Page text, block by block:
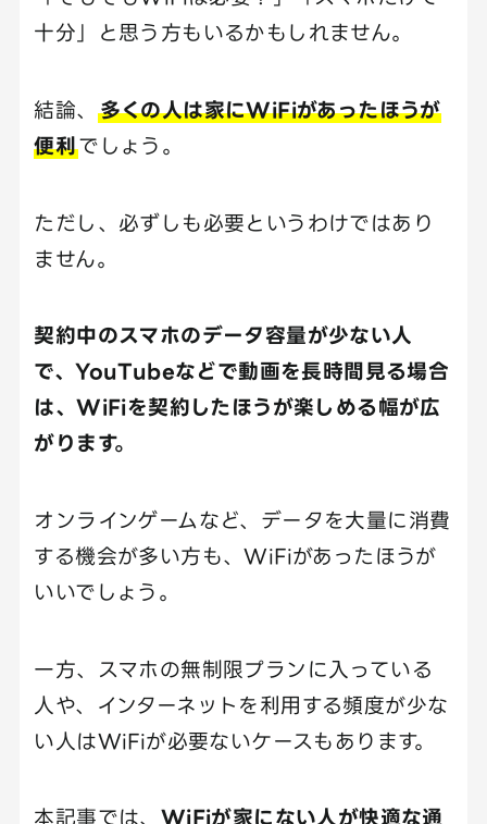
十分」と思う方もいるかもしれません。
結論、 多くの人は家にWiFiがあったほうが
便利でしょう。
ただし、必ずしも必要というわけではあり
ません。
契約中のスマホのデータ容量が少ない人
で、YouTubeなどで動画を長時間見る場合
は、WiFiを契約したほうが楽しめる幅が広
がります。
オンラインゲームなど、データを大量に消費
する機会が多い方も、WiFiがあったほうが
いいでしょう。
一方、スマホの無制限プランに入っている
人や、インターネットを利用する頻度が少な
い人はWiFiが必要ないケースもあります。
本記事では、 WiFiが家にない人が快適な通